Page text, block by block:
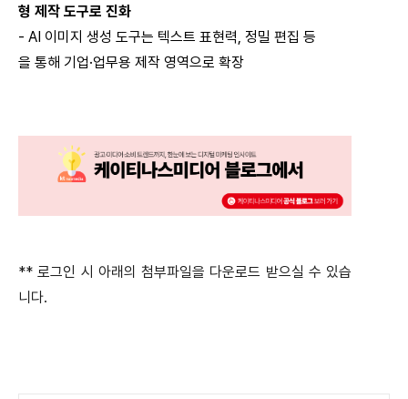
형 제작 도구로 진화
- AI 이미지 생성 도구는 텍스트 표현력, 정밀 편집 등
을 통해 기업·업무용 제작 영역으로 확장
** 로그인 시 아래의 첨부파일을 다운로드 받으실 수 있습
니다.